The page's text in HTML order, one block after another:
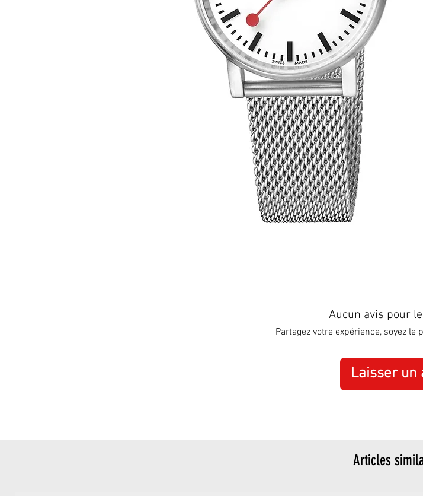
Aucun avis pour
Partagez votre expérience, soyez le
Laisser un
Articles